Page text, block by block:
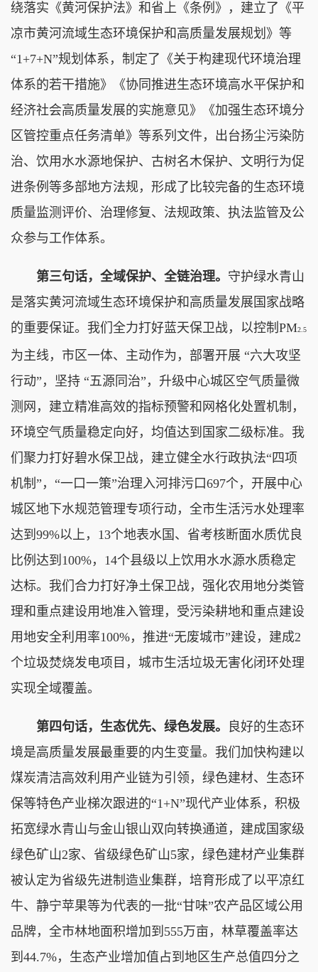
绕落实《黄河保护法》和省上《条例》，建立了《平
凉市黄河流域生态环境保护和高质量发展规划》等
“1+7+N”规划体系，制定了《关于构建现代环境治理
体系的若干措施》《协同推进生态环境高水平保护和
经济社会高质量发展的实施意见》《加强生态环境分
区管控重点任务清单》等系列文件，出台扬尘污染防
治、饮用水水源地保护、古树名木保护、文明行为促
进条例等多部地方法规，形成了比较完备的生态环境
质量监测评价、治理修复、法规政策、执法监管及公
众参与工作体系。
第三句话，全域保护、全链治理。 守护绿水青山
是落实黄河流域生态环境保护和高质量发展国家战略
的重要保证。我们全力打好蓝天保卫战，以控制PM2.5
为主线，市区一体、主动作为，部署开展 “六大攻坚
行动”，坚持 “五源同治”，升级中心城区空气质量微
测网，建立精准高效的指标预警和网格化处置机制，
环境空气质量稳定向好，均值达到国家二级标准。我
们聚力打好碧水保卫战，建立健全水行政执法“四项
机制”，“一口一策”治理入河排污口697个，开展中心
城区地下水规范管理专项行动，全市生活污水处理率
达到99%以上，13个地表水国、省考核断面水质优良
比例达到100%，14个县级以上饮用水水源水质稳定
达标。我们合力打好净土保卫战，强化农用地分类管
理和重点建设用地准入管理，受污染耕地和重点建设
用地安全利用率100%，推进“无废城市”建设，建成2
个垃圾焚烧发电项目，城市生活垃圾无害化闭环处理
实现全域覆盖。
第四句话，生态优先、绿色发展。
良好的生态环
境是高质量发展最重要的内生变量。我们加快构建以
煤炭清洁高效利用产业链为引领，绿色建材、生态环
保等特色产业梯次跟进的“1+N”现代产业体系，积极
拓宽绿水青山与金山银山双向转换通道，建成国家级
绿色矿山2家、省级绿色矿山5家，绿色建材产业集群
被认定为省级先进制造业集群，培育形成了以平凉红
牛、静宁苹果等为代表的一批“甘味”农产品区域公用
品牌，全市林地面积增加到555万亩，林草覆盖率达
到44.7%，生态产业增加值占到地区生产总值四分之